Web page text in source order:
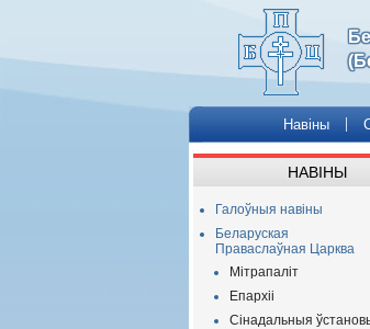
Навіны
НАВІНЫ
Галоўныя навіны
Беларуская
Праваслаўная Царква
Мітрапаліт
Епархіі
Сінадальныя